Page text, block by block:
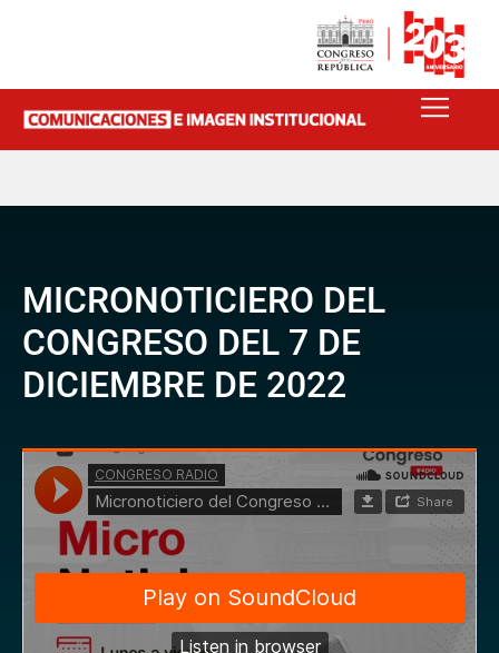
MICRONOTICIERO DEL
CONGRESO DEL 7 DE
DICIEMBRE DE 2022